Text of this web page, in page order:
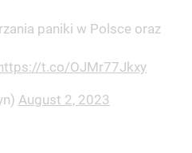
paniki w Polsce oraz
https://t.co/OJMr77Jkxy
August 2, 2023